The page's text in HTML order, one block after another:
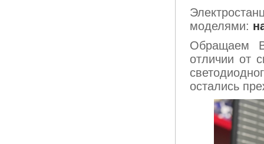
моделями:
Обращаем
отличии от
остались